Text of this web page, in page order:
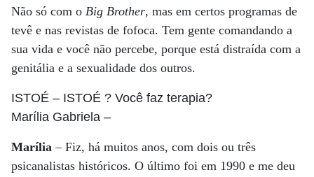
Não só com o Big Brother, mas em certos programas de
tevê e nas revistas de fofoca. Tem gente comandando a
sua vida e você não percebe, porque está distraída com a
genitália e a sexualidade dos outros.
ISTOÉ – ISTOÉ ? Você faz terapia?
Marília Gabriela –
Marília – Fiz, há muitos anos, com dois ou três
psicanalistas históricos. O último foi em 1990 e me deu